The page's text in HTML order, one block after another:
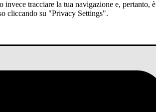
tracciare la tua navigazione e, pertanto,
cliccando su "Privacy Settings".